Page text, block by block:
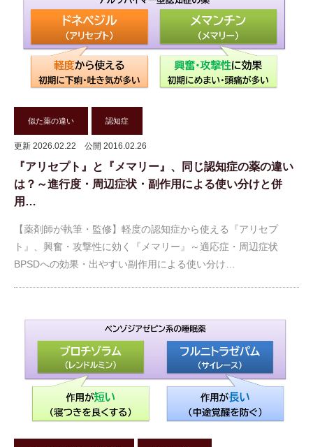
似た薬の違い 認知症
更新 2026.02.22 公開 2016.02.26
『アリセプト』と『メマリー』、同じ認知症の薬の違い
は？～進行度・周辺症状・副作用による使い分けと併
用…
【薬剤師が執筆・監修】軽度の認知症から使える『アリセプ
ト』、興奮・攻撃性に効く『メマリー』～適応症・周辺症状
BPSDへの効果・出やすい副作用による使い分け…